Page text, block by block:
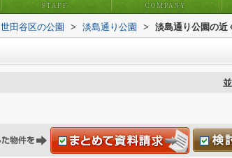
STAFF COMPANY
世田谷区の公園 > 淡島通り公園 > 淡島通り公園の近